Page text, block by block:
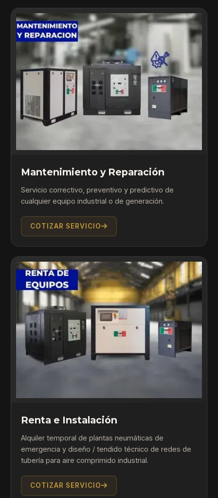
Mantenimiento y Reparación
Servicio correctivo, preventivo y predictivo de
cualquier equipo industrial o de generación.
COTIZAR SERVICIO
Renta e Instalación
Alquiler temporal de plantas neumáticas de
emergencia y diseño / tendido técnico de redes de
tubería para aire comprimido industrial.
COTIZAR SERVICIO